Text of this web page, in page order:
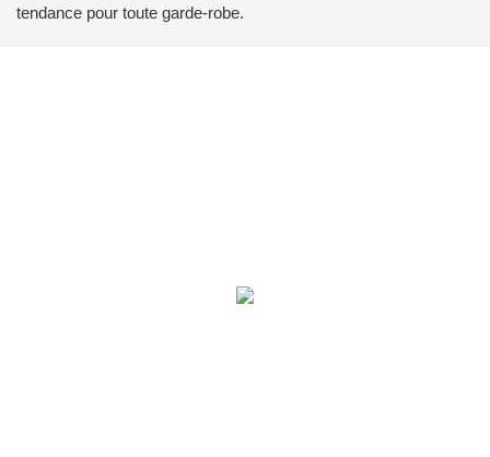
tendance pour toute garde-robe.